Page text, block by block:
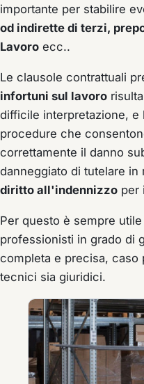
importante per stabilire
od indirette di terzi,
Lavoro ecc..
Le clausole contrattuali
infortuni sul lavoro
difficile interpretazione, e
procedure che
correttamente il danno
danneggiato di tutelare
diritto all'indennizzo per
Per questo è sempre
professionisti in grado di
completa e precisa, caso
tecnici sia giuridici.